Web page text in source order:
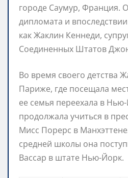
городе Саумур, Франция.
дипломата и
как Жаклин Кеннеди,
Соединенных Штатов
Во время своего детства
Париже, где посещала
ее семья переехала в
продолжала учиться в
Мисс Порерс в
средней школы она
Вассар в штате Нью-Йорк.